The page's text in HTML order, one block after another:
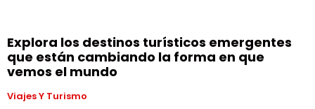
Explora los destinos turísticos emergentes
que están cambiando la forma en que
vemos el mundo
Viajes Y Turismo